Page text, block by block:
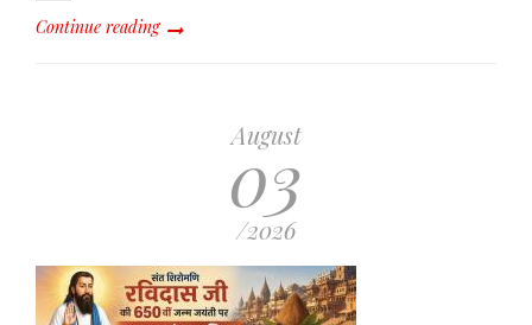
Continue reading
August
03
/2026